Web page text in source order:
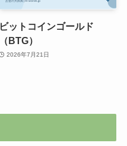
ビットコインゴールド
（BTG）
2026年7月21日